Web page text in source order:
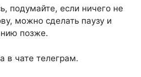
подумайте, если ничего не
можно сделать паузу и
позже.
в чате телеграм.